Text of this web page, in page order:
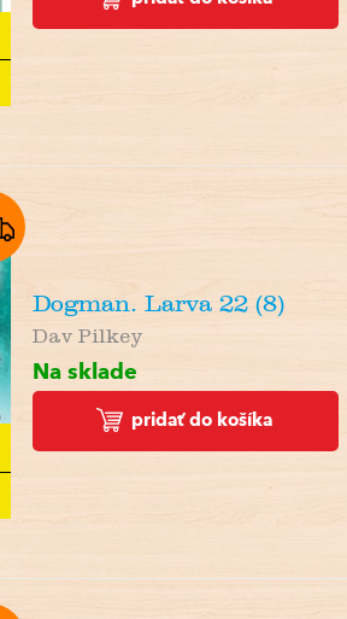
Dogman. Larva 22 (8)
Dav Pilkey
Na sklade
pridať do košíka